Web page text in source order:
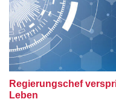
Regierungschef
Leben